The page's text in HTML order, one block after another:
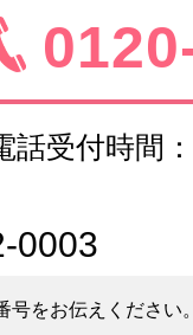
話受付時間
0003
をお伝えください。